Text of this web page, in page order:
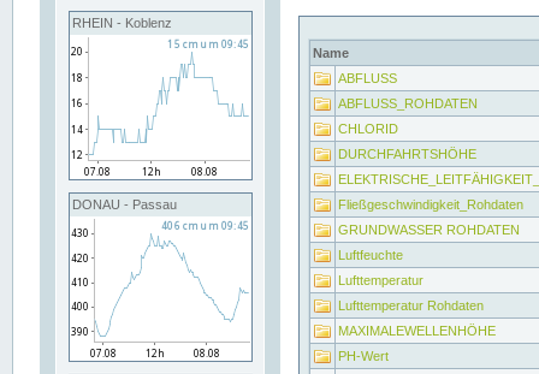
RHEIN - Koblenz
DONAU - Passau
Name
ABFLUSS
ABFLUSS_ROHDATEN
CHLORID
DURCHFAHRTSHÖHE
Fließgeschwindigkeit_Rohdaten
GRUNDWASSER ROHDATEN
Luftfeuchte
Lufttemperatur
Lufttemperatur Rohdaten
MAXIMALEWELLENHÖHE
PH-Wert